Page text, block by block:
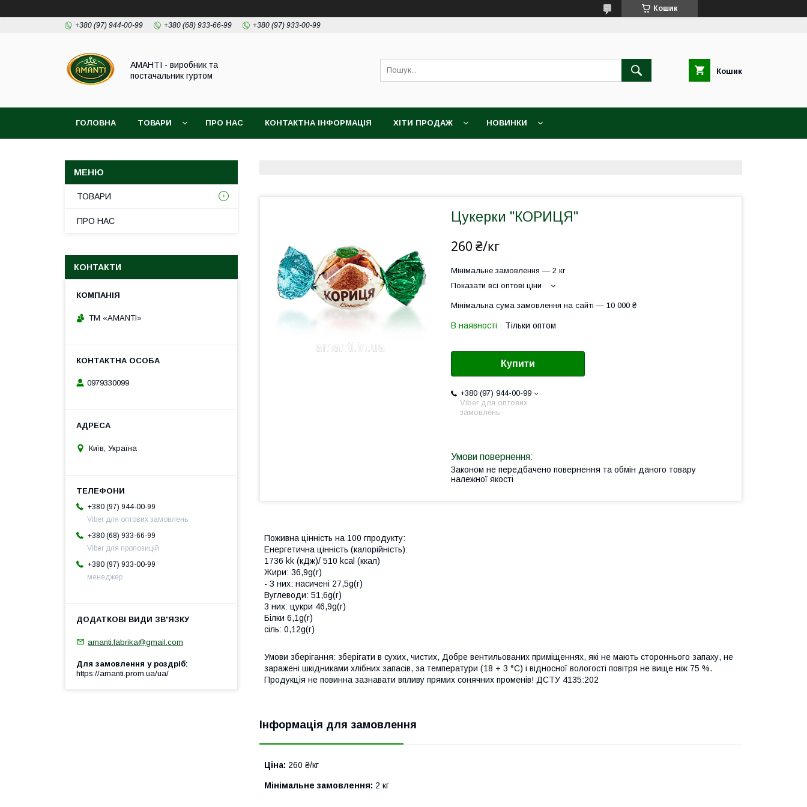
Кошик
+380 (97) 944-00-99 +380 (68) 933-66-99 +380 (97) 933-00-99
АМАНТІ - виробник та
постачальник гуртом
Кошик
ГОЛОВНА ТОВАРИ ПРО НАС КОНТАКТНА ІНФОРМАЦІЯ ХІТИ ПРОДАЖ НОВИНКИ
Цукерки "КОРИЦЯ"
260 ₴/кг
Мінімальне замовлення — 2 кг
Показати всі оптові ціни
Мінімальна сума замовлення на сайті — 10 000 ₴
В наявності Тільки оптом
Купити
+380 (97) 944-00-99
Viber для оптових
замовлень
Законом не передбачено повернення та обмін даного товару
належної якості
Поживна цінність на 100 гпродукту:
Енергетична цінність (калорійність):
1736 kk (кДж)/ 510 kcal (ккал)
Жири: 36,9g(r)
- З них: насичені 27,5g(r)
Вуглеводи: 51,6g(r)
3 них: цукри 46,9g(r)
Білки 6,1g(r)
сіль: 0,12g(r)
Умови зберігання: зберігати в сухих, чистих, Добре вентильованих приміщеннях, які не мають стороннього запаху, не
заражені шкідниками хлібних запасів, за температури (18 + 3 °С) і відносної вологості повітря не вище ніж 75 %.
Продукція не повинна зазнавати впливу прямих сонячних променів! ДСТУ 4135:202
Інформація для замовлення
Ціна: 260 ₴/кг
Мінімальне замовлення: 2 кг
ТОВАРИ
ПРО НАС
КОНТАКТИ
TM «AMANTI»
0979330099
Київ, Україна
+380 (97) 944-00-99
Viber для оптових замовлень
+380 (68) 933-66-99
Viber для пропозицій
+380 (97) 933-00-99
менеджер
amanti.fabrika@gmail.com
Для замовлення у роздріб
https://amanti.prom.ua/ua/